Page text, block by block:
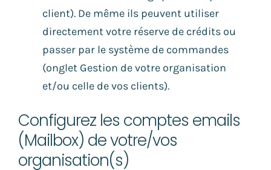
client). De même ils peuvent utiliser
directement votre réserve de crédits ou
passer par le système de commandes
(onglet Gestion de votre organisation
et/ou celle de vos clients).
Configurez les comptes emails
(Mailbox) de votre/vos
organisation(s)